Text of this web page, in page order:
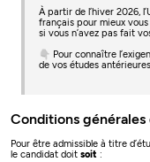
À partir de l’hiver 2026,
français pour mieux
si vous n’avez pas fait
👇 Pour connaître
de vos études
Conditions générales
Pour être admissible à titre
le candidat doitsoit :